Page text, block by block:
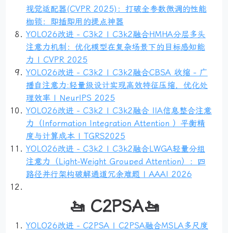
视觉适配器(CVPR 2025)：打破全参数微调的性能
枷锁：即插即用的提点神器
YOLO26改进 - C3k2 | C3k2融合HMHA分层多头
注意力机制：优化模型在复杂场景下的目标感知能
力 | CVPR 2025
YOLO26改进 - C3k2 | C3k2融合CBSA 收缩 - 广
播自注意力:轻量级设计实现高效特征压缩，优化处
理效率 | NeurIPS 2025
YOLO26改进 - C3k2 | C3k2融合 IIA信息整合注意
力（Information Integration Attention ）平衡精
度与计算成本 | TGRS2025
YOLO26改进 - C3k2 | C3k2融合LWGA轻量分组
注意力（Light-Weight Grouped Attention）：四
路径并行架构破解通道冗余难题 | AAAI 2026
🚤 C2PSA🚤
YOLO26改进 - C2PSA | C2PSA融合MSLA多尺度